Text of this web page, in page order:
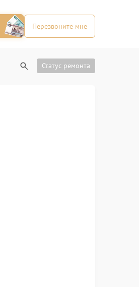
Перезвоните мне
Статус ремонта